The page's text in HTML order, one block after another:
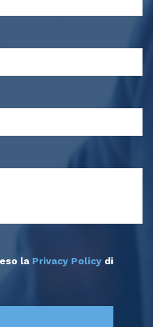
la Privacy Policy di